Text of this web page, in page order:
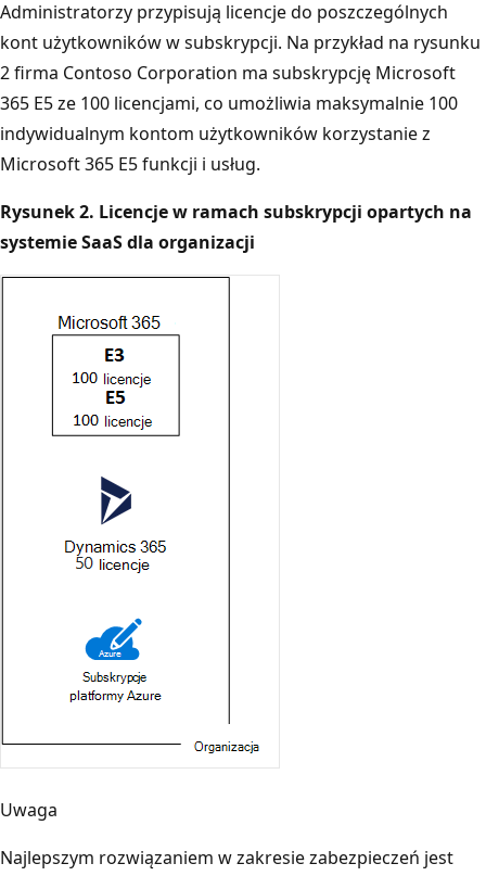
Administratorzy przypisują licencje do poszczególnych
kont użytkowników w subskrypcji. Na przykład na rysunku
2 firma Contoso Corporation ma subskrypcję Microsoft
365 E5 ze 100 licencjami, co umożliwia maksymalnie 100
indywidualnym kontom użytkowników korzystanie z
Microsoft 365 E5 funkcji i usług.
Rysunek 2. Licencje w ramach subskrypcji opartych na
systemie SaaS dla organizacji
Uwaga
Najlepszym rozwiązaniem w zakresie zabezpieczeń jest